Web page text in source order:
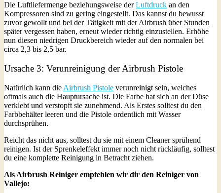
Die Luftliefermenge beziehungsweise derLuftdruck an den
Kompressoren sind zu gering eingestellt. Das kannst du bewusst
zuvor gewollt und bei der Tätigkeit mit der Airbrush über Stunden
später vergessen haben, erneut wieder richtig einzustellen. Erhöhe
nun diesen niedrigen Druckbereich wieder auf den normalen bei
circa 2,3 bis 2,5 bar.
Ursache 3: Verunreinigung der Airbrush Pistole
Natürlich kann die Airbrush Pistole verunreinigt sein, welches
oftmals auch die Hauptursache ist. Die Farbe hat sich an der Düse
verklebt und verstopft sie zunehmend. Als Erstes solltest du den
Farbbehälter leeren und die Pistole ordentlich mit Wasser
durchsprühen.
Reicht das nicht aus, solltest du sie mit einem Cleaner sprühend
reinigen. Ist der Sprenkeleffekt immer noch nicht rückläufig, solltest
du eine komplette Reinigung in Betracht ziehen.
Als Airbrush Reiniger empfehlen wir dir den Reiniger von
Vallejo: